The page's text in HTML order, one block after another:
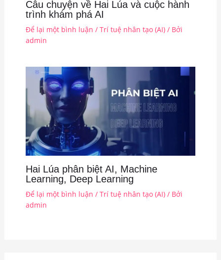
Câu chuyện về Hai Lúa và cuộc hành
trình khám phá AI
Để lại một bình luận / Trí tuệ nhân tạo (AI)/ Bởi
admin
Hai Lúa phân biệt AI, Machine
Learning, Deep Learning
Để lại một bình luận / Trí tuệ nhân tạo (AI)/ Bởi
admin